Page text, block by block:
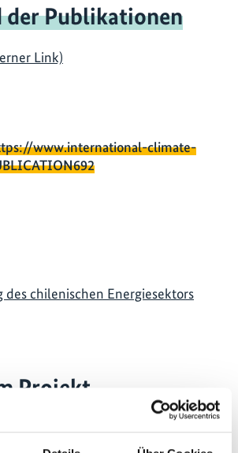
der Publikationen
Link)
www.international-climate-
des chilenischen Energiesektors
Projekt
nicht angezeigt werden, da die